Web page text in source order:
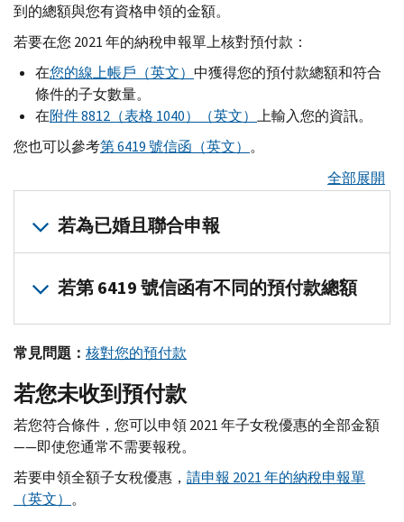
到的總額與您有資格申領的金額。
若要在您 2021 年的納稅申報單上核對預付款：
在您的線上帳戶（英文） 中獲得您的預付款總額和符合
條件的子女數量。
在附件 8812（表格 1040）（英文） 上輸入您的資訊。
您也可以參考第 6419 號信函（英文） 。
全部展開
若為已婚且聯合申報
若要在 2021 年的納稅申報單上核對您的預付款，請將您的
若第 6419 號信函有不同的預付款總額
若您的第 6419 號信函和您的線上帳戶之間的預付款總額不同
您的線上帳戶有最新的預付款資訊。請勿依靠稅務謄本來確
請保留第 6419 號信函，作為您的稅務記錄。
常見問題： 核對您的預付款
若您未收到預付款
若您符合條件，您可以申領 2021 年子女稅優惠的全部金額
——即使您通常不需要報稅。
若要申領全額子女稅優惠， 請申報 2021 年的納稅申報單
（英文） 。